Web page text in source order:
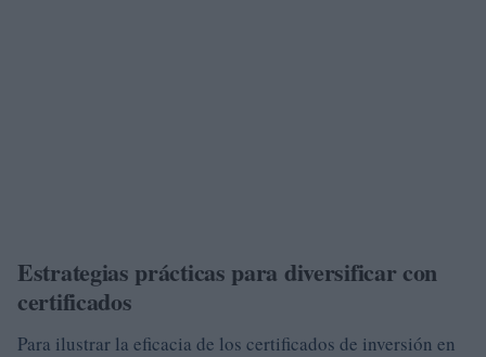
Estrategias prácticas para diversificar con
certificados
Para ilustrar la eficacia de los certificados de inversión en